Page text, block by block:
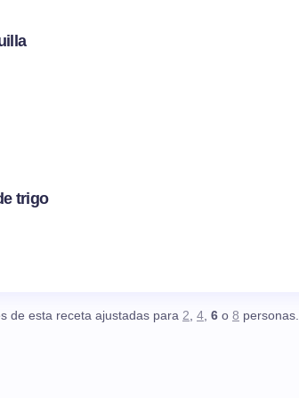
trigo
de esta receta ajustadas para 2, 4, 6 o 8 personas.